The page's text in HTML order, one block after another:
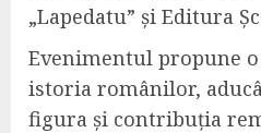
„Lapedatu” și Editura
Evenimentul propune
istoria românilor,
figura și contribuția